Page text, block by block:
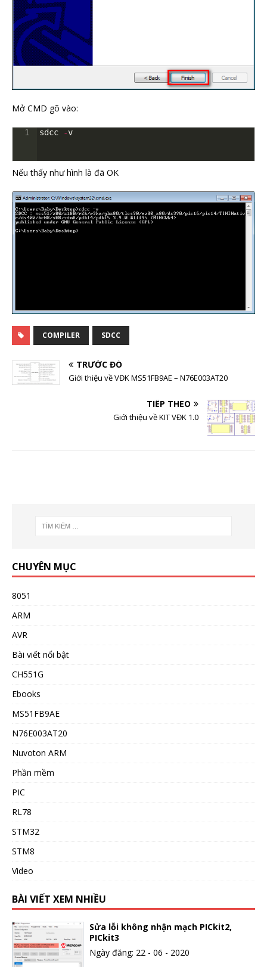
Mở CMD gõ vào:
1 sdcc -v
Nếu thấy như hình là đã OK
COMPILER SDCC
TRƯỚC ĐÓ
Giới thiệu về VĐK MS51FB9AE – N76E003AT20
TIẾP THEO
Giới thiệu về KIT VĐK 1.0
CHUYÊN MỤC
8051
ARM
AVR
Bài viết nổi bật
CH551G
Ebooks
MS51FB9AE
N76E003AT20
Nuvoton ARM
Phần mềm
PIC
RL78
STM32
STM8
Video
BÀI VIẾT XEM NHIỀU
Sửa lỗi không nhận mạch PICkit2,
PICkit3
Ngày đăng: 22 - 06 - 2020